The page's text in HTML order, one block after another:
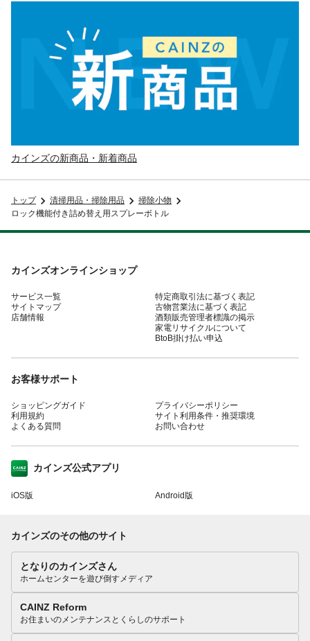
カインズの新商品・新着商品
トップ 清掃用品・掃除用品
掃除小物
ロック機能付き詰め替え用スプレーボトル
カインズオンラインショップ
サービス一覧
サイトマップ
店舗情報
特定商取引法に基づく表記
古物営業法に基づく表記
酒類販売管理者標識の掲示
家電リサイクルについて
BtoB掛け払い申込
お客様サポート
ショッピングガイド
利用規約
よくある質問
プライバシーポリシー
サイト利用条件・推奨環境
お問い合わせ
カインズ公式アプリ
iOS版 Android版
カインズのその他のサイト
となりのカインズさん
ホームセンターを遊び倒すメディア
CAINZ Reform
お住まいのメンテナンスとくらしのサポート